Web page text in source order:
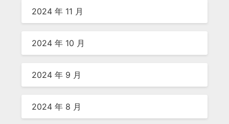
2024 年 11 月
2024 年 10 月
2024 年 9 月
2024 年 8 月